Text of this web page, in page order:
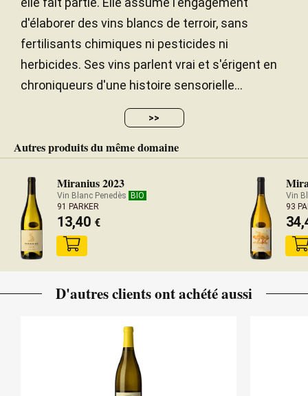
d'élaborer des vins blancs de terroir, sans
fertilisants chimiques ni pesticides ni
herbicides. Ses vins parlent vrai et s'érigent en
chroniqueurs d'une histoire sensorielle...
>>
Autres produits du même domaine
Miranius 2023
Vin Blanc Penedès
BIO
91 PARKER
13,40 €
Vin
93
D'autres clients ont achété aussi